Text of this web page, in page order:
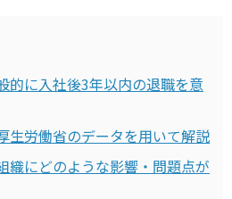
的に入社後3年以内の退職を意
生労働省のデータを用いて解説
織にどのような影響・問題点が